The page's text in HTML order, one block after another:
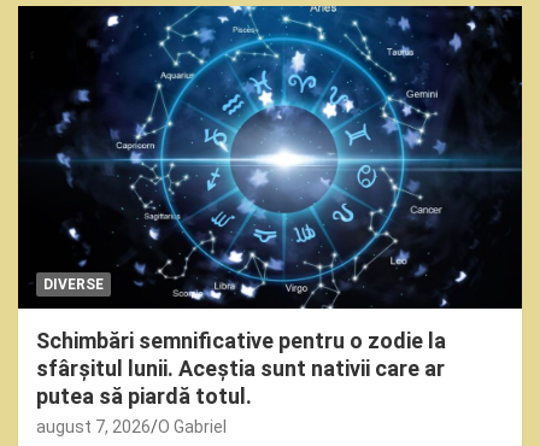
DIVERSE
Schimbări semnificative pentru o zodie la
sfârșitul lunii. Aceștia sunt nativii care ar
putea să piardă totul.
august 7, 2026 O Gabriel